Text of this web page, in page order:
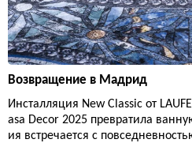
Возвращение в Мадрид
Инсталляция New Classic от
asa Decor 2025 превратила
ия встречается с